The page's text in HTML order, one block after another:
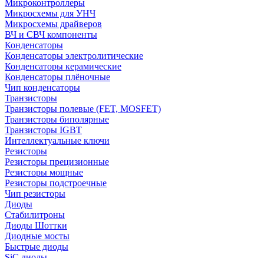
Микроконтроллеры
Микросхемы для УНЧ
Микросхемы драйверов
ВЧ и СВЧ компоненты
Конденсаторы
Конденсаторы электролитические
Конденсаторы керамические
Конденсаторы плёночные
Чип конденсаторы
Транзисторы
Транзисторы полевые (FET, MOSFET)
Транзисторы биполярные
Транзисторы IGBT
Интеллектуальные ключи
Резисторы
Резисторы прецизионные
Резисторы мощные
Резисторы подстроечные
Чип резисторы
Диоды
Стабилитроны
Диоды Шоттки
Диодные мосты
Быстрые диоды